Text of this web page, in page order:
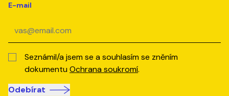
E-mail
Seznámil/a jsem se a souhlasím se zněním
dokumentuOchrana soukromí.
Odebírat